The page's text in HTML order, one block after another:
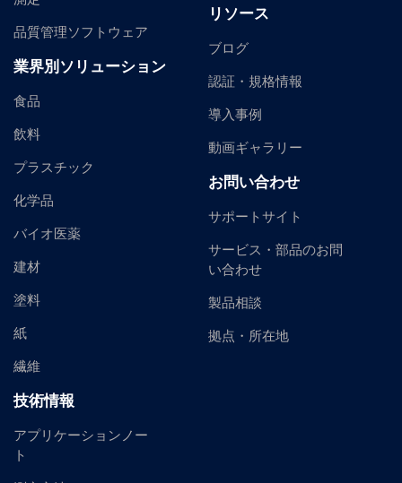
品質管理ソフトウェア
業界別ソリューション
食品
飲料
プラスチック
化学品
バイオ医薬
建材
塗料
紙
繊維
技術情報
アプリケーションノー
ト
リソース
ブログ
認証・規格情報
導入事例
動画ギャラリー
お問い合わせ
サポートサイト
サービス・部品のお問
い合わせ
製品相談
拠点・所在地